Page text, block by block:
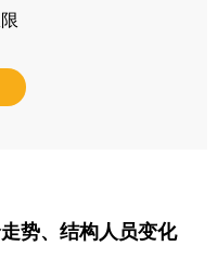
势、结构人员变化